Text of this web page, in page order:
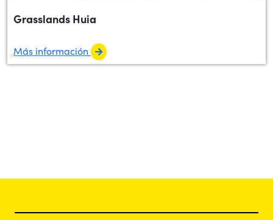
Grasslands Huia
Más información